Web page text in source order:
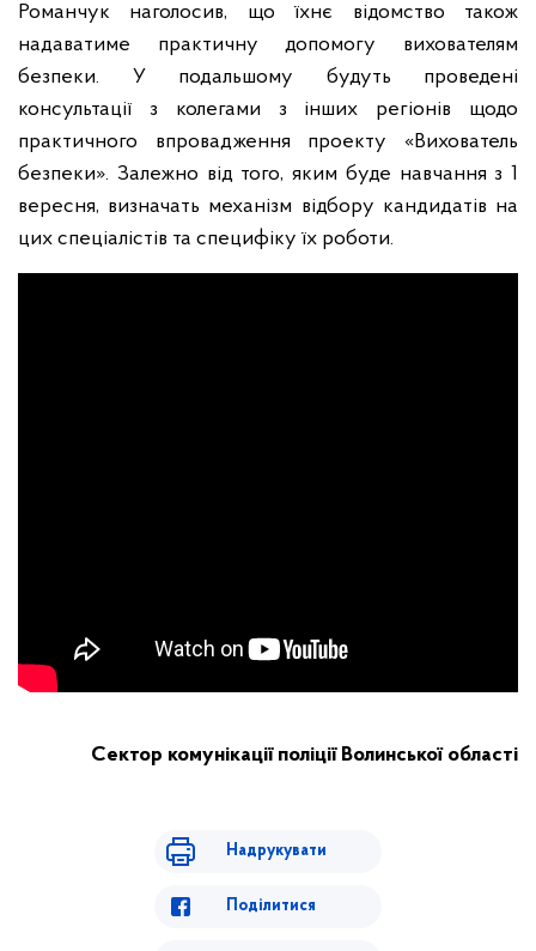
Романчук наголосив, що їхнє відомство також
надаватиме практичну допомогу вихователям
безпеки. У подальшому будуть проведені
консультації з колегами з інших регіонів щодо
практичного впровадження проекту «Вихователь
безпеки». Залежно від того, яким буде навчання з 1
вересня, визначать механізм відбору кандидатів на
цих спеціалістів та специфіку їх роботи.
Сектор комунікації поліції Волинської області
Надрукувати
Поділитися